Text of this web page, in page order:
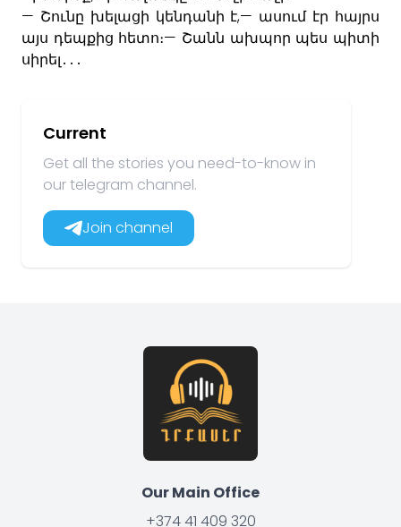
— Շունը խելացի կենդանի է,— ասում էր
հայրս
այս դեպքից հետո։— Շանն ախպոր պես պիտի
սիրել ․․․
Current
Get all the stories you need-to-know in
our telegram channel.
Join channel
Our Main Office
+374 41 409 320